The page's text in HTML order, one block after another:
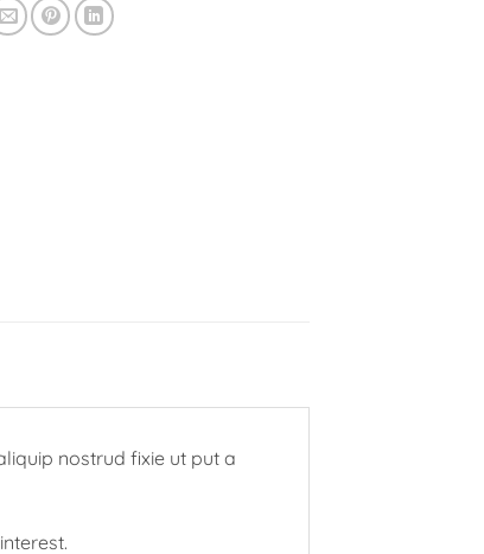
nostrud fixie ut put a